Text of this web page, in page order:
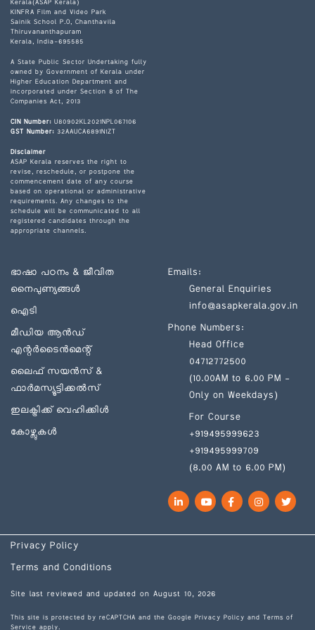
Kerala(ASAP Kerala)
KINFRA Film and Video Park
Sainik School P.O, Chanthavila
Thiruvananthapuram
Kerala, India-695585
A State Public Sector Undertaking fully
owned by Government of Kerala under
Higher Education Department and
incorporated under Section 8 of The
Companies Act, 2013
CIN Number: U80902KL2021NPL067106
GST Number: 32AAUCA6891N1ZT
Disclaimer
ASAP Kerala reserves the right to
revise, reschedule, or postpone the
commencement date of any course
based on operational or administrative
requirements. Any changes to the
schedule will be communicated to all
registered candidates through the
appropriate channels.
ഭാഷാ പഠനം & ജീവിത
നൈപുണ്യങ്ങൾ
ഐടി
മീഡിയ ആൻഡ്
എന്റർടൈൻമെന്റ്
ലൈഫ് സയൻസ് &
ഫാർമസ്യൂട്ടിക്കൽസ്
ഇലക്ട്രിക്ക് വെഹിക്കിൾ
കോഴ്സുകൾ
Emails:
General Enquiries
info@asapkerala.gov.in
Phone Numbers:
Head Office
04712772500
(10.00AM to 6.00 PM –
Only on Weekdays)
For Course
+919495999623
+919495999709
(8.00 AM to 6.00 PM)
LinkedInYouTubeFacebookInstagram
Site last reviewed and updated on August 10, 2026
This site is protected by reCAPTCHA and the Google Privacy Policy and Terms of
Service apply.
Privacy Policy
Terms and Conditions